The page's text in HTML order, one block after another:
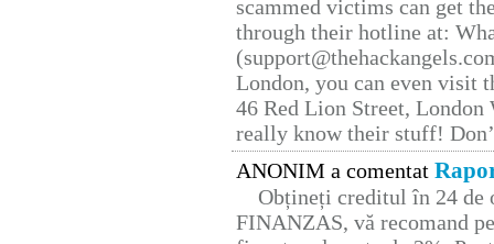
scammed victims can get
through their hotline at:
London, you can even visit
46 Red Lion Street, London
really know their stuff!
ANONIM a comentat
Obțineți creditul în 24 de
FINANZAS, vă recomand